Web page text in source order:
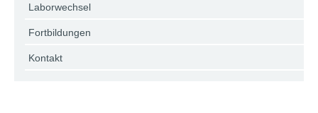
Laborwechsel
Fortbildungen
Kontakt